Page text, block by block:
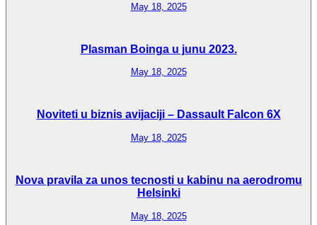
May 18, 2025
Plasman Boinga u junu 2023.
May 18, 2025
Noviteti u biznis avijaciji – Dassault Falcon 6X
May 18, 2025
Nova pravila za unos tecnosti u kabinu na aerodromu
Helsinki
May 18, 2025